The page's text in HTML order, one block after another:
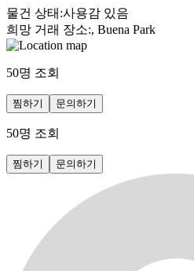
물건 상태 :사용감 있음
희망 거래 장소:, Buena Park
50명 조회
찜하기 문의하기
50명 조회
찜하기 문의하기